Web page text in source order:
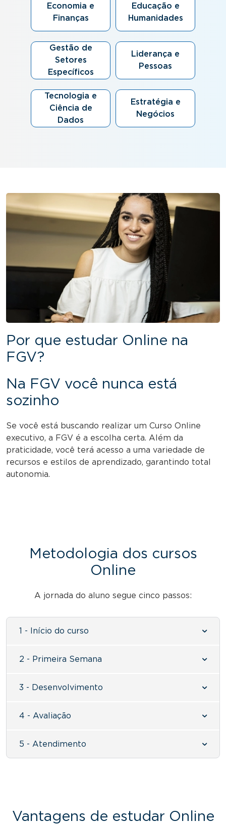
Economia e
Finanças
Educação e
Humanidades
Gestão de
Setores
Específicos
Liderança e
Pessoas
Tecnologia e
Ciência de
Dados
Estratégia e
Negócios
Por que estudar Online na
FGV?
Na FGV você nunca está
sozinho
Se você está buscando realizar um Curso Online
executivo, a FGV é a escolha certa. Além da
praticidade, você terá acesso a uma variedade de
recursos e estilos de aprendizado, garantindo total
autonomia.
Metodologia dos cursos
Online
A jornada do aluno segue cinco passos:
1 - Início do curso
2 - Primeira Semana
3 - Desenvolvimento
4 - Avaliação
5 - Atendimento
Vantagens de estudar Online